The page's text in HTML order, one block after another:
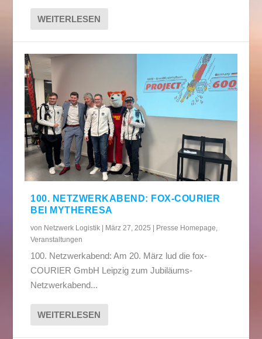
WEITERLESEN
100. NETZWERKABEND: FOX-COURIER
BEI MYTHERESA
von Netzwerk Logistik | März 27, 2025 | Presse Homepage
Veranstaltungen
100. Netzwerkabend: Am 20. März lud die fox-
COURIER GmbH Leipzig zum Jubiläums-
Netzwerkabend...
WEITERLESEN